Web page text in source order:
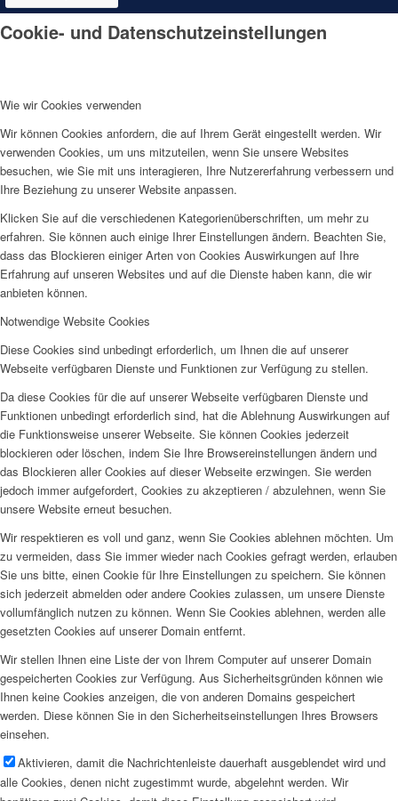
Cookie- und Datenschutzeinstellungen
Wie wir Cookies verwenden
Wir können Cookies anfordern, die auf Ihrem Gerät eingestellt werden. Wir
verwenden Cookies, um uns mitzuteilen, wenn Sie unsere Websites
besuchen, wie Sie mit uns interagieren, Ihre Nutzererfahrung verbessern und
Ihre Beziehung zu unserer Website anpassen.
Klicken Sie auf die verschiedenen Kategorienüberschriften, um mehr zu
erfahren. Sie können auch einige Ihrer Einstellungen ändern. Beachten Sie,
dass das Blockieren einiger Arten von Cookies Auswirkungen auf Ihre
Erfahrung auf unseren Websites und auf die Dienste haben kann, die wir
anbieten können.
Notwendige Website Cookies
Diese Cookies sind unbedingt erforderlich, um Ihnen die auf unserer
Webseite verfügbaren Dienste und Funktionen zur Verfügung zu stellen.
Da diese Cookies für die auf unserer Webseite verfügbaren Dienste und
Funktionen unbedingt erforderlich sind, hat die Ablehnung Auswirkungen auf
die Funktionsweise unserer Webseite. Sie können Cookies jederzeit
blockieren oder löschen, indem Sie Ihre Browsereinstellungen ändern und
das Blockieren aller Cookies auf dieser Webseite erzwingen. Sie werden
jedoch immer aufgefordert, Cookies zu akzeptieren / abzulehnen, wenn Sie
unsere Website erneut besuchen.
Wir respektieren es voll und ganz, wenn Sie Cookies ablehnen möchten. Um
zu vermeiden, dass Sie immer wieder nach Cookies gefragt werden, erlauben
Sie uns bitte, einen Cookie für Ihre Einstellungen zu speichern. Sie können
sich jederzeit abmelden oder andere Cookies zulassen, um unsere Dienste
vollumfänglich nutzen zu können. Wenn Sie Cookies ablehnen, werden alle
gesetzten Cookies auf unserer Domain entfernt.
Wir stellen Ihnen eine Liste der von Ihrem Computer auf unserer Domain
gespeicherten Cookies zur Verfügung. Aus Sicherheitsgründen können wie
Ihnen keine Cookies anzeigen, die von anderen Domains gespeichert
werden. Diese können Sie in den Sicherheitseinstellungen Ihres Browsers
einsehen.
Aktivieren, damit die Nachrichtenleiste dauerhaft ausgeblendet wird und
alle Cookies, denen nicht zugestimmt wurde, abgelehnt werden. Wir